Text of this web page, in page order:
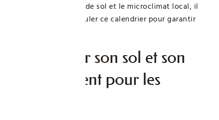
l’orientation, le type de sol et le microclimat local, il
devient vital de moduler ce calendrier pour garantir
Bien choisir son sol et son
emplacement pour les